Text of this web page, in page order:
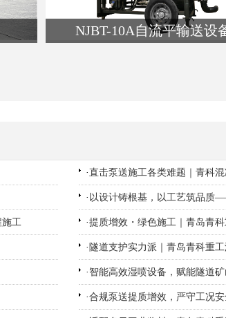
NJBT-10A自流平输送设
·直击泵送施工各类难题｜青科
· 以设计铸根基，以工艺筑品质
施工 ·提质增效・绿色施工｜青岛青
· 隧道支护实力派｜青岛青科重
· 智能高效湿喷设备，赋能隧道
·合规泵送提质增效，严守工况